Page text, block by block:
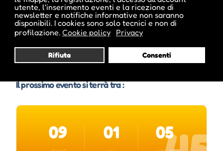
utente, l'inserimento eventi e la ricezione di
newsletter e notifiche informative non saranno
disponibili. I cookies sono solo tecnici e non di
profilazione. Cookie policy Privacy
Rifiuta Consenti
Email : info@bolzanofestivalbozen.it
Il prossimo evento si terrà tra :
09 01 05